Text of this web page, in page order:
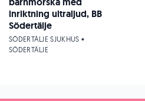
inriktning ultraljud, BB
Södertälje
SÖDERTÄLJE SJUKHUS •
SÖDERTÄLJE